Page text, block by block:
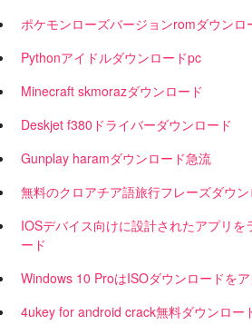
ポケモンローズバージョンromダウンロ
Pythonアイドルダウンロードpc
Minecraft skmorazダウンロード
Deskjet f380ドライバーダウンロード
Gunplay haramダウンロード急流
無料のクロアチア語旅行フレーズダウ
IOSデバイス向けに設計されたアプリを
ード
Windows 10 ProはISOダウンロードを
4ukey for android crack無料ダウンロー